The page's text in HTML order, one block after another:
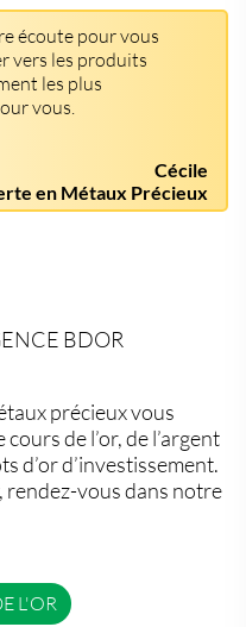
écoute pour vous
vers les produits
les plus
vous.
Cécile
en Métaux Précieux
BDOR
précieux vous
de l’or, de l’argent
d’or d’investissement.
rendez-vous dans notre
L'OR